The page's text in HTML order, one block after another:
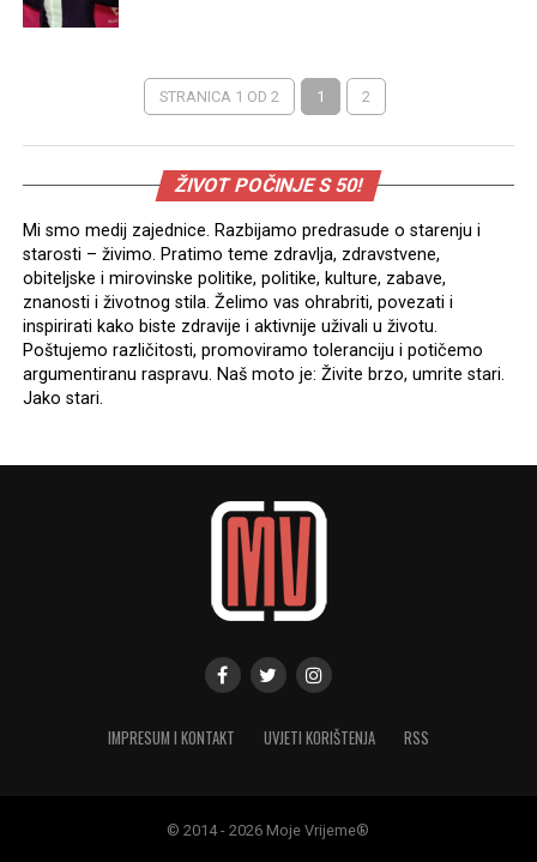
STRANICA 1 OD 2 1 2
ŽIVOT POČINJE S 50!
Mi smo medij zajednice. Razbijamo predrasude o starenju i
starosti – živimo. Pratimo teme zdravlja, zdravstvene,
obiteljske i mirovinske politike, politike, kulture, zabave,
znanosti i životnog stila. Želimo vas ohrabriti, povezati i
inspirirati kako biste zdravije i aktivnije uživali u životu.
Poštujemo različitosti, promoviramo toleranciju i potičemo
argumentiranu raspravu. Naš moto je: Živite brzo, umrite stari.
Jako stari.
IMPRESUM I KONTAKT UVJETI KORIŠTENJA RSS
© 2014 - 2026 Moje Vrijeme®